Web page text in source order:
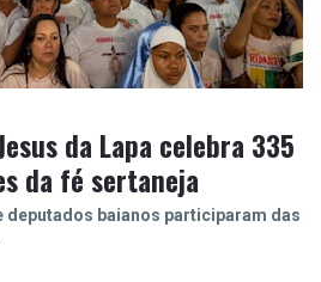
da Lapa celebra 335
da fé sertaneja
deputados baianos participaram das